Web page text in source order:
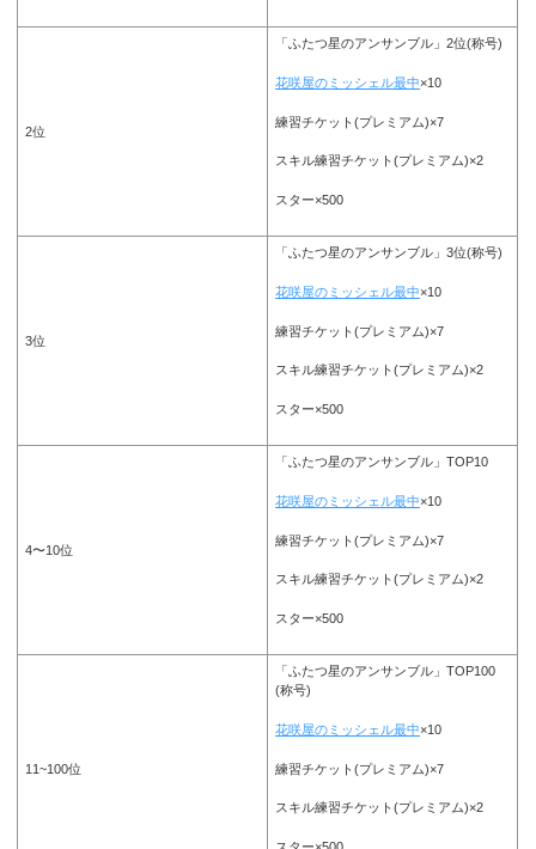
2位
「ふたつ星のアンサンブル」2位(称号)
花咲屋のミッシェル最中×10
練習チケット(プレミアム)×7
スキル練習チケット(プレミアム)×2
スター×500
3位
「ふたつ星のアンサンブル」3位(称号)
花咲屋のミッシェル最中×10
練習チケット(プレミアム)×7
スキル練習チケット(プレミアム)×2
スター×500
4〜10位
「ふたつ星のアンサンブル」TOP10
花咲屋のミッシェル最中×10
練習チケット(プレミアム)×7
スキル練習チケット(プレミアム)×2
スター×500
11~100位
「ふたつ星のアンサンブル」TOP100
(称号)
花咲屋のミッシェル最中×10
練習チケット(プレミアム)×7
スキル練習チケット(プレミアム)×2